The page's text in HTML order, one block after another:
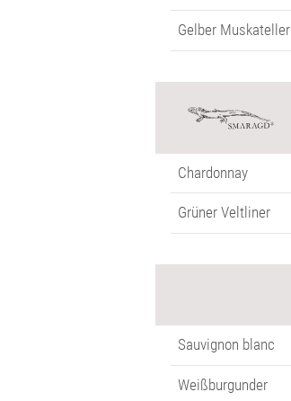
Gelber Muskateller
Chardonnay
Grüner Veltliner
Sauvignon blanc
Weißburgunder